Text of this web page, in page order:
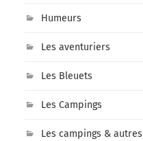
Humeurs
Les aventuriers
Les Bleuets
Les Campings
Les campings & autres